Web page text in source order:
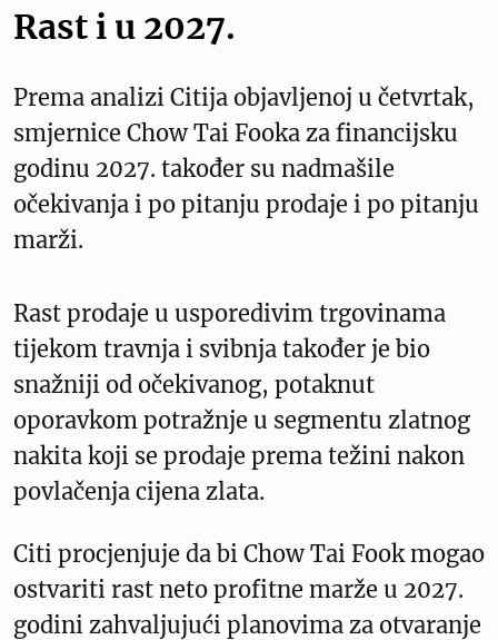
Rast i u 2027.
Prema analizi Citija objavljenoj u četvrtak,
smjernice Chow Tai Fooka za financijsku
godinu 2027. također su nadmašile
očekivanja i po pitanju prodaje i po pitanju
marži.
Rast prodaje u usporedivim trgovinama
tijekom travnja i svibnja također je bio
snažniji od očekivanog, potaknut
oporavkom potražnje u segmentu zlatnog
nakita koji se prodaje prema težini nakon
povlačenja cijena zlata.
Citi procjenjuje da bi Chow Tai Fook mogao
ostvariti rast neto profitne marže u 2027.
godini zahvaljujući planovima za otvaranje